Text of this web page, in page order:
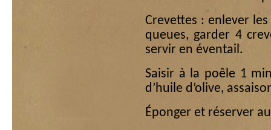
Crevettes : enlever
queues, garder 4
servir en éventail.
Saisir à la poêle 1
d’huile d’olive,
Éponger et réserver